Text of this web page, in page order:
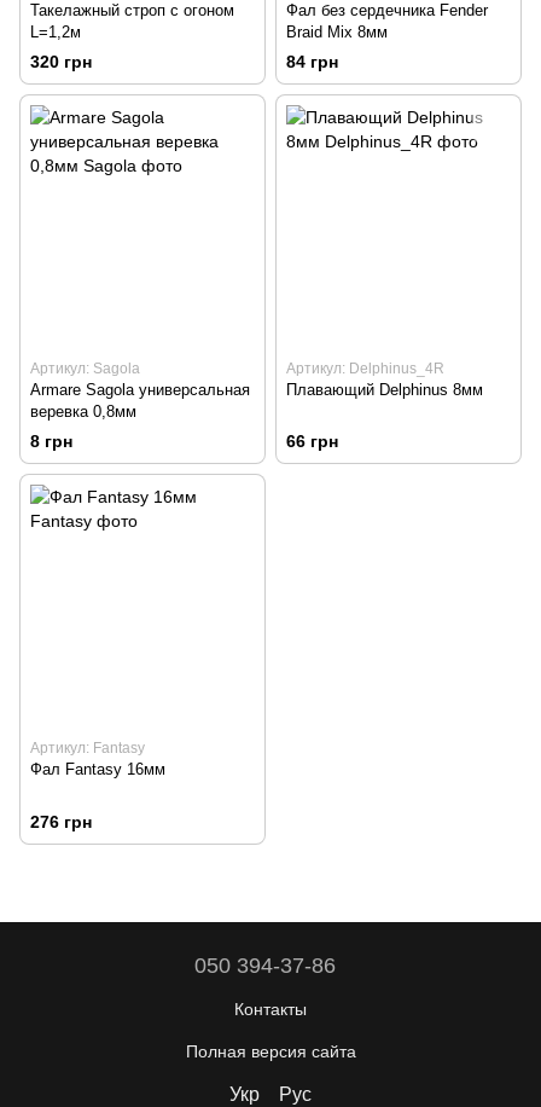
Такелажный строп с огоном
L=1,2м
320 грн
Фал без сердечника Fender
Braid Mix 8мм
84 грн
Артикул: Sagola
Armare Sagola универсальная
веревка 0,8мм
8 грн
Артикул: Delphinus_4R
Плавающий Delphinus 8мм
66 грн
Артикул: Fantasy
Фал Fantasy 16мм
276 грн
050 394-37-86
Контакты
Полная версия сайта
Укр Рус